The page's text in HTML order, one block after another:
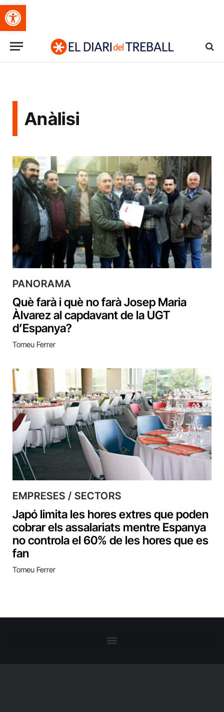
Obre la barra d'eines
Anàlisi
PANORAMA
Què farà i què no farà Josep Maria
Àlvarez al capdavant de la UGT
d’Espanya?
Tomeu Ferrer
EMPRESES / SECTORS
Japó limita les hores extres que poden
cobrar els assalariats mentre Espanya
no controla el 60% de les hores que es
fan
Tomeu Ferrer